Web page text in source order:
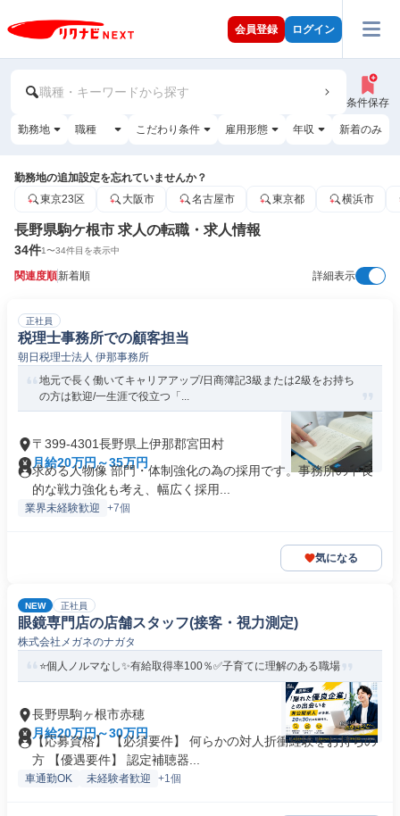
会員登録 ログイン
職種・キーワードから探す
条件保存
勤務地 職種 こだわり条件 雇用形態 年収 新着のみ
勤務地の追加設定を忘れていませんか？
東京23区
大阪市 名古屋市 東京都 横浜市
長野県駒ケ根市 求人の転職・求人情報
34件1〜34件目を表示中
関連度順新着順 詳細表示
正社員
税理士事務所での顧客担当
朝日税理士法人 伊那事務所
地元で長く働いてキャリアアップ/日商簿記3級または2級をお持ち
の方は歓迎/一生涯で役立つ「...
〒399-4301長野県上伊那郡宮田村
月給20万円～35万円
求める人物像 部門・体制強化の為の採用です。事務所の中長
的な戦力強化も考え、幅広く採用...
業界未経験歓迎 +7個
気になる
NEW 正社員
眼鏡専門店の店舗スタッフ(接客・視力測定)
株式会社メガネのナガタ
⭐個人ノルマなし✨有給取得率100％✅子育てに理解のある職場
長野県駒ヶ根市赤穂
月給20万円～30万円
【応募資格】 【必須要件】 何らかの対人折衝経験をお持ちの
方 【優遇要件】 認定補聴器...
車通勤OK 未経験者歓迎 +1個